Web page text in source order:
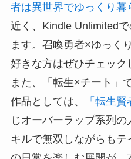
者は異世界でゆっくり暮
近く、Kindle Unlimited
ます。召喚勇者×ゆっく
好きな方はぜひチェック
また、「転生×チート」
作品としては、
「転生
じオーバーラップ系列
キルで無双しながらもテ